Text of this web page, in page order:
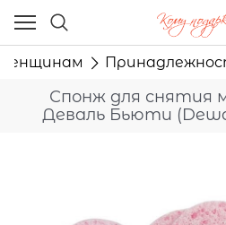
Спонж для снятия
Деваль Бьюти
Ваш город - Москва,
угадали?
ДА НЕТ